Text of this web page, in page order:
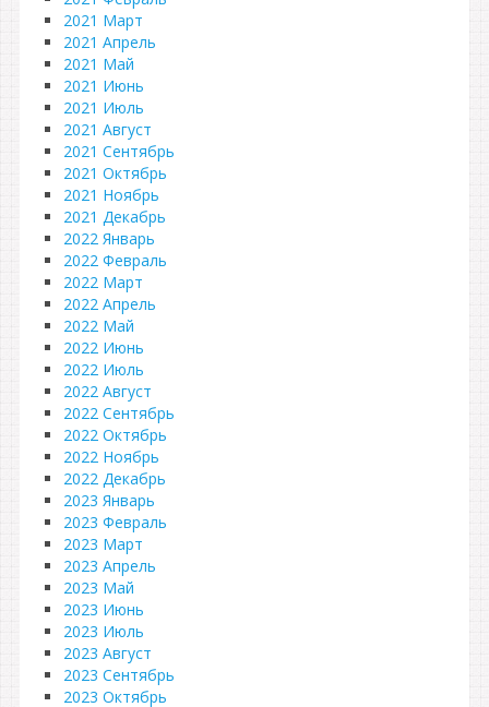
2021 Март
2021 Апрель
2021 Май
2021 Июнь
2021 Июль
2021 Август
2021 Сентябрь
2021 Октябрь
2021 Ноябрь
2021 Декабрь
2022 Январь
2022 Февраль
2022 Март
2022 Апрель
2022 Май
2022 Июнь
2022 Июль
2022 Август
2022 Сентябрь
2022 Октябрь
2022 Ноябрь
2022 Декабрь
2023 Январь
2023 Февраль
2023 Март
2023 Апрель
2023 Май
2023 Июнь
2023 Июль
2023 Август
2023 Сентябрь
2023 Октябрь